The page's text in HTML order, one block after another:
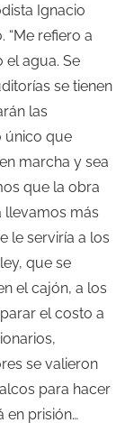
Ignacio
“Me refiero a
agua. Se
se tienen
las
único que
marcha y sea
que la obra
llevamos más
le serviría a los
que se
el cajón, a los
el costo a
se valieron
para hacer
en prisión…